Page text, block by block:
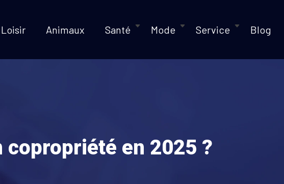
Loisir Animaux Santé Mode Service Blog
copropriété en 2025 ?